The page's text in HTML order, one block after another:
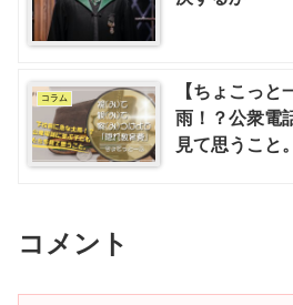
コラム
【ちょこっ
雨！？公衆電
見て思うこと。
コメント